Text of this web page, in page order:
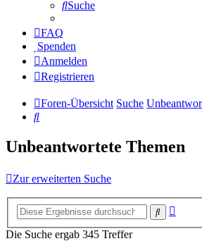
Suche
FAQ
Spenden
Anmelden
Registrieren
Foren-Übersicht Suche
Suche
Unbeantwortete Themen
Zur erweiterten Suche
Suche
Die Suche ergab 345 Treffer